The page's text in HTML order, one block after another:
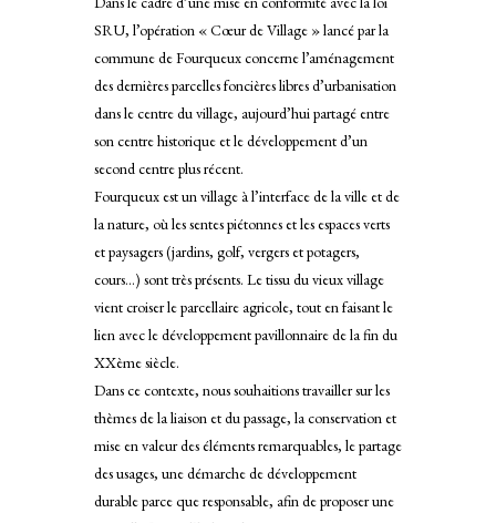
SRU, l’opération « Cœur de Village » lancé par la
commune de Fourqueux concerne l’aménagement
des dernières parcelles foncières libres d’urbanisation
dans le centre du village, aujourd’hui partagé entre
son centre historique et le développement d’un
second centre plus récent.
Fourqueux est un village à l’interface de la ville et de
la nature, où les sentes piétonnes et les espaces verts
et paysagers (jardins, golf, vergers et potagers,
cours…) sont très présents. Le tissu du vieux village
vient croiser le parcellaire agricole, tout en faisant le
lien avec le développement pavillonnaire de la fin du
XXème siècle.
Dans ce contexte, nous souhaitions travailler sur les
thèmes de la liaison et du passage, la conservation et
mise en valeur des éléments remarquables, le partage
des usages, une démarche de développement
durable parce que responsable, afin de proposer une